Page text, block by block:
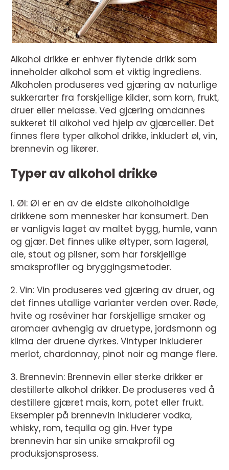
Alkohol drikke er enhver flytende drikk som
inneholder alkohol som et viktig ingrediens.
Alkoholen produseres ved gjæring av naturlige
sukkerarter fra forskjellige kilder, som korn, frukt,
druer eller melasse. Ved gjæring omdannes
sukkeret til alkohol ved hjelp av gjærceller. Det
finnes flere typer alkohol drikke, inkludert øl, vin,
brennevin og likører.
Typer av alkohol drikke
1. Øl: Øl er en av de eldste alkoholholdige
drikkene som mennesker har konsumert. Den
er vanligvis laget av maltet bygg, humle, vann
og gjær. Det finnes ulike øltyper, som lagerøl,
ale, stout og pilsner, som har forskjellige
smaksprofiler og bryggingsmetoder.
2. Vin: Vin produseres ved gjæring av druer, og
det finnes utallige varianter verden over. Røde,
hvite og roséviner har forskjellige smaker og
aromaer avhengig av druetype, jordsmonn og
klima der druene dyrkes. Vintyper inkluderer
merlot, chardonnay, pinot noir og mange flere.
3. Brennevin: Brennevin eller sterke drikker er
destillerte alkohol drikker. De produseres ved å
destillere gjæret mais, korn, potet eller frukt.
Eksempler på brennevin inkluderer vodka,
whisky, rom, tequila og gin. Hver type
brennevin har sin unike smakprofil og
produksjonsprosess.